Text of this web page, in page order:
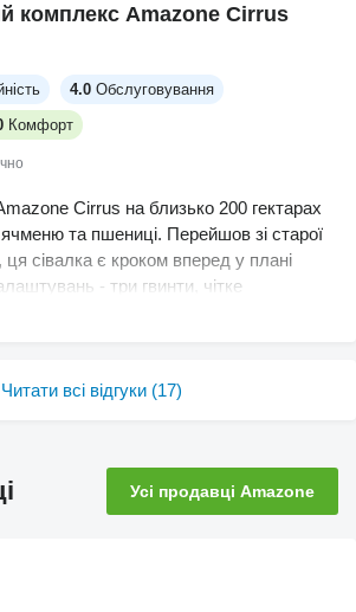
комплекс Amazone Cirrus
4.0 Обслуговування
Комфорт
Cirrus на близько 200 гектарах
та пшениці. Перейшов зі старої
ця сівалка є кроком вперед у плані
- три гвинти, чітке
глибини в найкоротші терміни.
незалежно від того, стоїте ви за
ще не бачили достатнього зносу, щоб
попереднє навантаження та
зробити прямо на вулиці - це економить
Читати всі відгуки (17)
Усі продавці Amazone